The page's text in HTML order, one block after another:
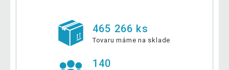
465 266 ks
Tovaru máme na sklade
140